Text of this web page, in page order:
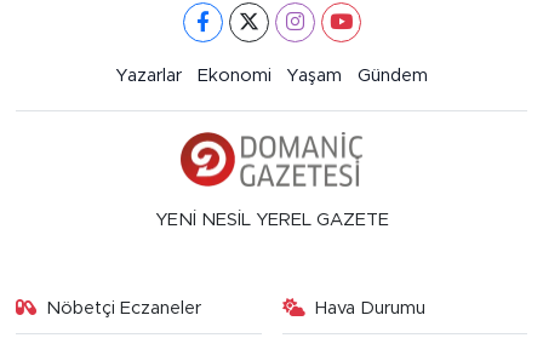
Yazarlar Ekonomi Yaşam Gündem
YENİ NESİL YEREL GAZETE
Nöbetçi Eczaneler Hava Durumu